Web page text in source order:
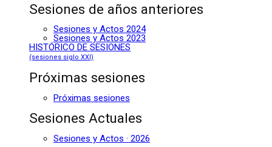
Sesiones de años anteriores
Sesiones y Actos 2024
Sesiones y Actos 2023
HISTÓRICO DE SESIONES
(sesiones siglo XXI)
Próximas sesiones
Próximas sesiones
Sesiones Actuales
Sesiones y Actos · 2026